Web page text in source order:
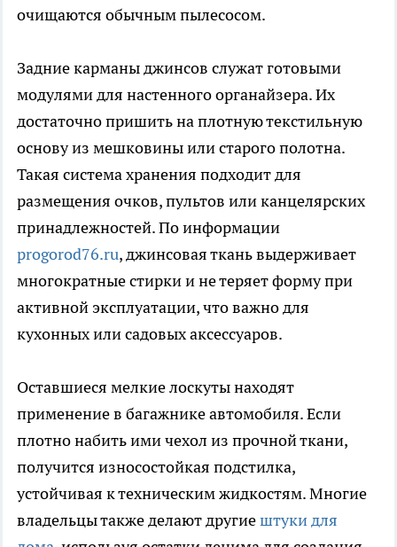
очищаются обычным пылесосом.
Задние карманы джинсов служат готовыми
модулями для настенного органайзера. Их
достаточно пришить на плотную текстильную
основу из мешковины или старого полотна.
Такая система хранения подходит для
размещения очков, пультов или канцелярских
принадлежностей. По информации
progorod76.ru, джинсовая ткань выдерживает
многократные стирки и не теряет форму при
активной эксплуатации, что важно для
кухонных или садовых аксессуаров.
Оставшиеся мелкие лоскуты находят
применение в багажнике автомобиля. Если
плотно набить ими чехол из прочной ткани,
получится износостойкая подстилка,
устойчивая к техническим жидкостям. Многие
владельцы также делают другиештуки для